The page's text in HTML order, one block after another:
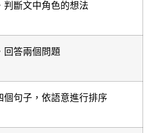
判斷文中角色的想法
回答兩個問題
個句子，依語意進行排序